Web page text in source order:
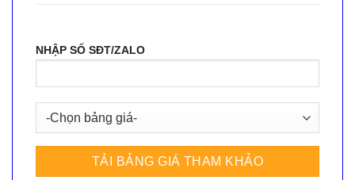
NHẬP SỐ SĐT/ZALO